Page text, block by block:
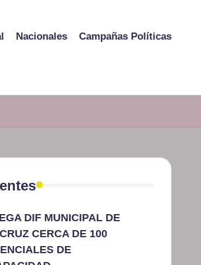
Nacionales Campañas Políticas
DIF MUNICIPAL DE
CERCA DE 100
DE